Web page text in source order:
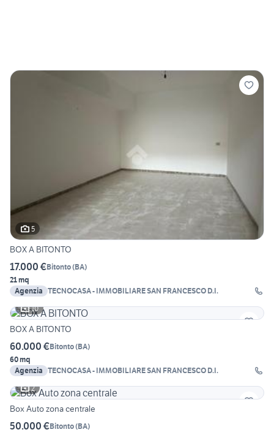
5
BOX A BITONTO
17.000 €Bitonto(BA)
21 mq
Agenzia TECNOCASA - IMMOBILIARE SAN FRANCESCO D.I.
10
BOX A BITONTO
60.000 €Bitonto(BA)
60 mq
Agenzia TECNOCASA - IMMOBILIARE SAN FRANCESCO D.I.
2
Box Auto zona centrale
50.000 €Bitonto(BA)